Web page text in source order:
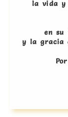
la vida y
en su
y la gracia